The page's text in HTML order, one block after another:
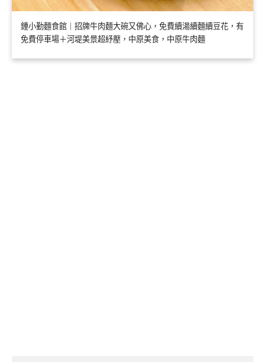
鍾小勤麵食館｜招牌牛肉麵大碗又佛心，免費續湯續麵續豆花，有
免費停車場＋河堤美景超紓壓，中原美食，中原牛肉麵